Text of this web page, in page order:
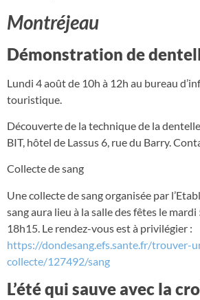
Montréjeau
Démonstration de
Lundi 4 août de 10h à 12h au bureau
touristique.
Découverte de la technique de la
BIT, hôtel de Lassus 6, rue du Barry.
Collecte de sang
Une collecte de sang organisée par
sang aura lieu à la salle des fêtes le
18h15. Le rendez-vous est à privilégier :
https://dondesang.efs.sante.fr/trouver-
collecte/127492/sang
L’été qui sauve avec la